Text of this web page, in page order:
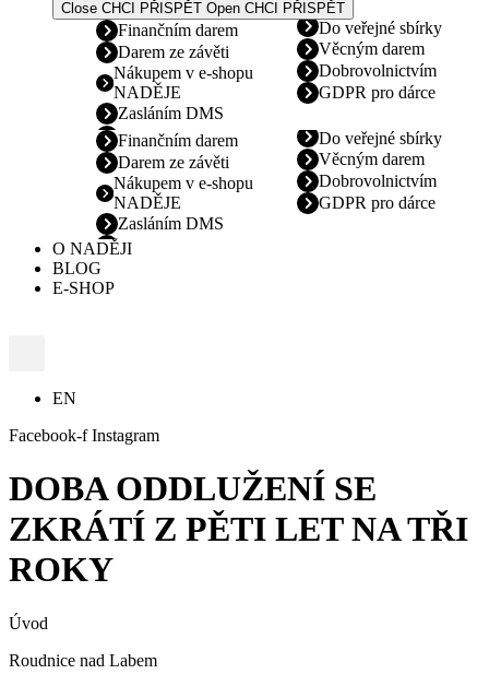
Close CHCI PŘISPĚT Open CHCI PŘISPĚT
Finančním darem
Darem ze závěti
Nákupem v e-shopu
NADĚJE
Zasláním DMS
Do veřejné sbírky
Věcným darem
Dobrovolnictvím
GDPR pro dárce
Finančním darem
Darem ze závěti
Nákupem v e-shopu
NADĚJE
Zasláním DMS
Do veřejné sbírky
Věcným darem
Dobrovolnictvím
GDPR pro dárce
O NADĚJI
BLOG
E-SHOP
EN
Facebook-f Instagram
DOBA ODDLUŽENÍ SE
ZKRÁTÍ Z PĚTI LET NA TŘI
ROKY
Úvod
Roudnice nad Labem